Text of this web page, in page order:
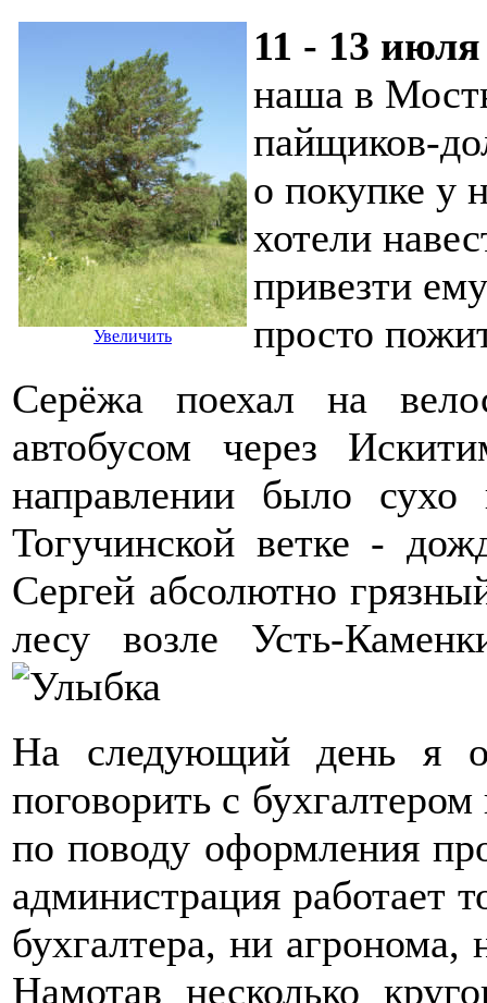
Увеличить
11 - 13 июля
наша в
пайщиков-
о покупке у
хотели
привезти
просто
Серёжа поехал на
автобусом через
направлении было
Тогучинской ветке -
Сергей абсолютно
лесу возле Усть-
На следующий день я
поговорить с
по поводу оформления
администрация работает
бухгалтера, ни агронома,
Намотав несколько